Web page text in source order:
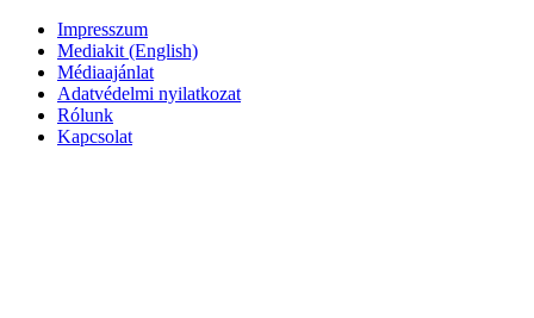
Impresszum
Mediakit (English)
Médiaajánlat
Adatvédelmi nyilatkozat
Rólunk
Kapcsolat